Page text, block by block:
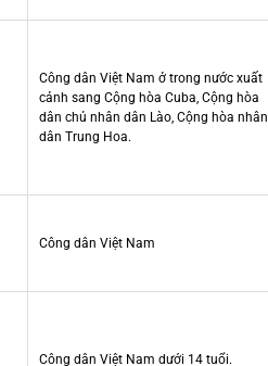
Công dân Việt Nam ở trong nước xuất
cảnh sang Cộng hòa Cuba, Cộng hòa
dân chủ nhân dân Lào, Cộng hòa nhân
dân Trung Hoa.
Công dân Việt Nam
Công dân Việt Nam dưới 14 tuổi.